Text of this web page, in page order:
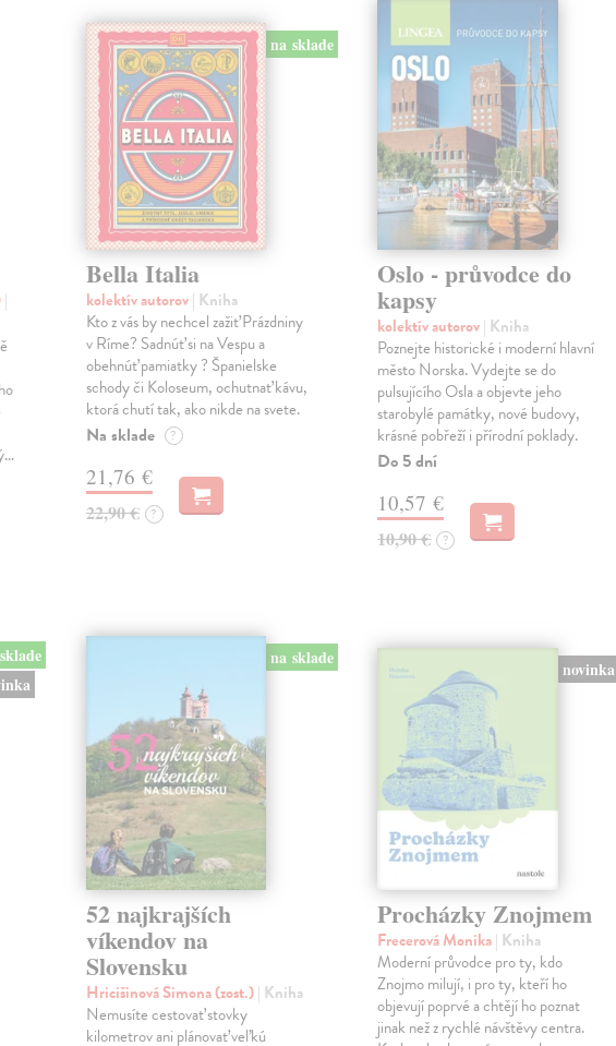
|
na sklade
Bella Italia
kolektív autorov| Kniha
Kto z vás by nechcel zažiť Prázdniny
v Ríme? Sadnúť si na Vespu a
obehnúť pamiatky ? Španielske
schody či Koloseum, ochutnať kávu,
ktorá chutí tak, ako nikde na svete.
Na sklade ?
21,76 €
22,90 € ?
Oslo - průvodce do
kapsy
kolektív autorov| Kniha
Poznejte historické i moderní hlavní
město Norska. Vydejte se do
pulsujícího Osla a objevte jeho
starobylé památky, nové budovy,
krásné pobřeží i přírodní poklady.
Do 5 dní
10,57 €
10,90 € ?
na sklade
52 najkrajších
víkendov na
Slovensku
Hricišinová Simona (zost.)| Kniha
Nemusíte cestovať stovky
kilometrov ani plánovať veľkú
novinka
Procházky Znojmem
Frecerová Monika| Kniha
Moderní průvodce pro ty, kdo
Znojmo milují, i pro ty, kteří ho
objevují poprvé a chtějí ho poznat
jinak než z rychlé návštěvy centra.